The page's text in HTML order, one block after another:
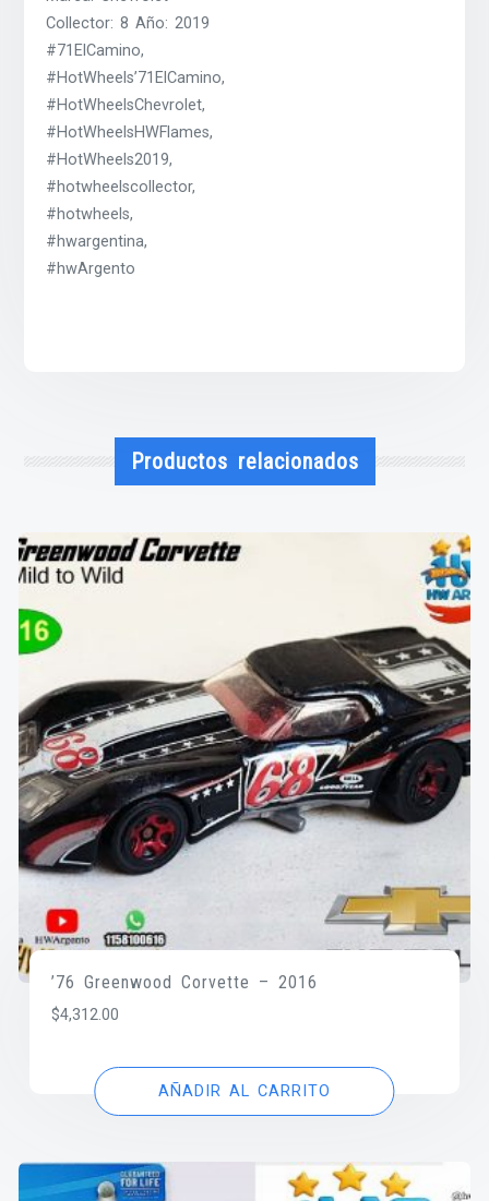
Collector: 8 Año: 2019
#71ElCamino,
#HotWheels’71ElCamino,
#HotWheelsChevrolet,
#HotWheelsHWFlames,
#HotWheels2019,
#hotwheelscollector,
#hotwheels,
#hwargentina,
#hwArgento
Productos relacionados
’76 Greenwood Corvette – 2016
$4,312.00
AÑADIR AL CARRITO